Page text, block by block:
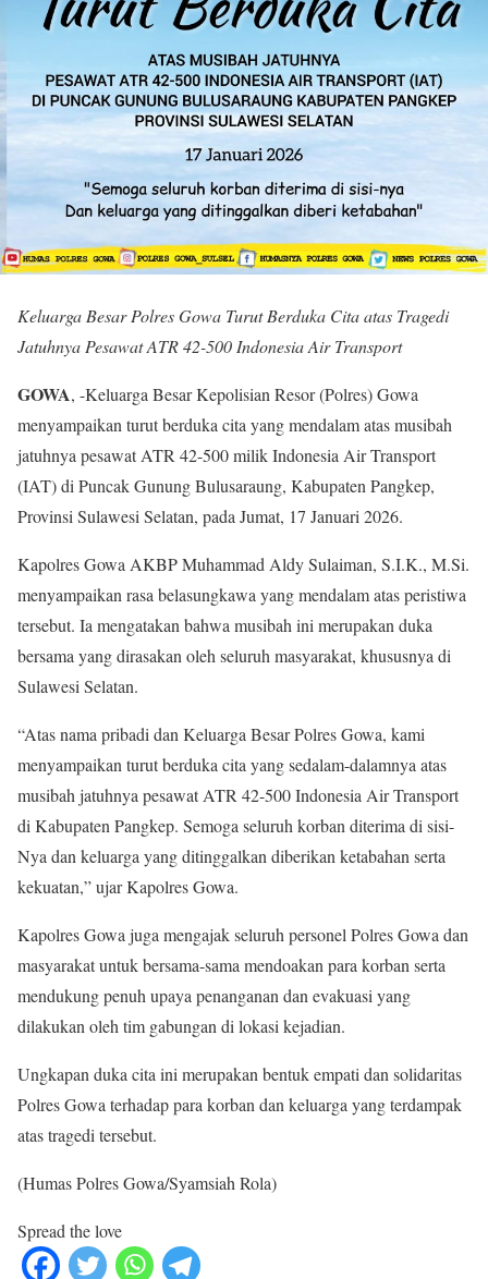
Keluarga Besar Polres Gowa Turut Berduka Cita atas Tragedi
Jatuhnya Pesawat ATR 42-500 Indonesia Air Transport
GOWA, -Keluarga Besar Kepolisian Resor (Polres) Gowa
menyampaikan turut berduka cita yang mendalam atas musibah
jatuhnya pesawat ATR 42-500 milik Indonesia Air Transport
(IAT) di Puncak Gunung Bulusaraung, Kabupaten Pangkep,
Provinsi Sulawesi Selatan, pada Jumat, 17 Januari 2026.
Kapolres Gowa AKBP Muhammad Aldy Sulaiman, S.I.K., M.Si.
menyampaikan rasa belasungkawa yang mendalam atas peristiwa
tersebut. Ia mengatakan bahwa musibah ini merupakan duka
bersama yang dirasakan oleh seluruh masyarakat, khususnya di
Sulawesi Selatan.
“Atas nama pribadi dan Keluarga Besar Polres Gowa, kami
menyampaikan turut berduka cita yang sedalam-dalamnya atas
musibah jatuhnya pesawat ATR 42-500 Indonesia Air Transport
di Kabupaten Pangkep. Semoga seluruh korban diterima di sisi-
Nya dan keluarga yang ditinggalkan diberikan ketabahan serta
kekuatan,” ujar Kapolres Gowa.
Kapolres Gowa juga mengajak seluruh personel Polres Gowa dan
masyarakat untuk bersama-sama mendoakan para korban serta
mendukung penuh upaya penanganan dan evakuasi yang
dilakukan oleh tim gabungan di lokasi kejadian.
Ungkapan duka cita ini merupakan bentuk empati dan solidaritas
Polres Gowa terhadap para korban dan keluarga yang terdampak
atas tragedi tersebut.
(Humas Polres Gowa/Syamsiah Rola)
Spread the love